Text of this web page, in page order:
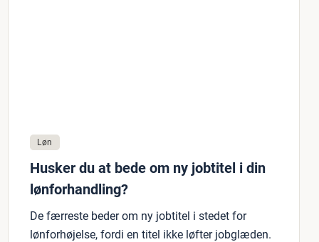
Løn
Husker du at bede om ny jobtitel i din
lønforhandling?
De færreste beder om ny jobtitel i stedet for
lønforhøjelse, fordi en titel ikke løfter jobglæden.